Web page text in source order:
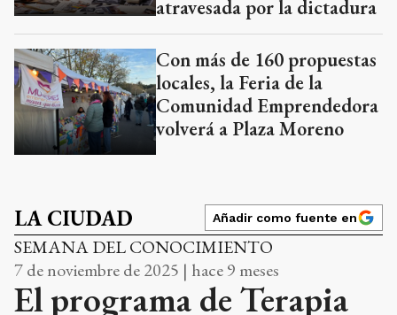
atravesada por la dictadura
Con más de 160 propuestas
locales, la Feria de la
Comunidad Emprendedora
volverá a Plaza Moreno
LA CIUDAD Añadir como fuente en
SEMANA DEL CONOCIMIENTO
7 de noviembre de 2025 | hace 9 meses
El programa de Terapia